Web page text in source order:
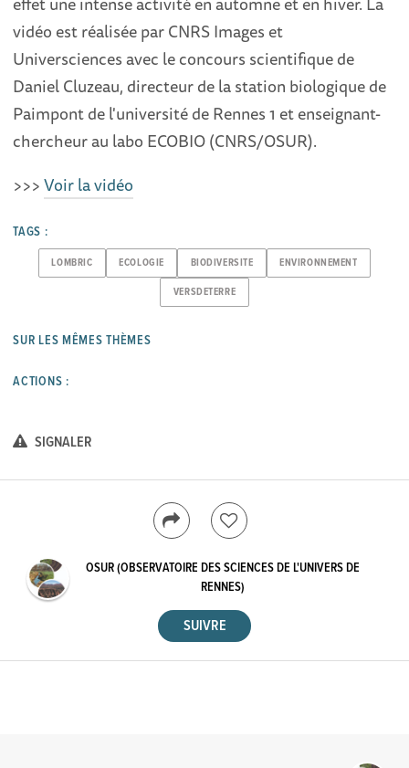
vidéo est réalisée par CNRS Images et
Universciences avec le concours scientifique de
Daniel Cluzeau, directeur de la station biologique de
Paimpont de l'université de Rennes 1 et enseignant-
chercheur au labo ECOBIO (CNRS/OSUR).
>>>Voir la vidéo
TAGS :
LOMBRIC ECOLOGIE BIODIVERSITE ENVIRONNEMENT
VERSDETERRE
SUR LES MÊMES THÈMES
ACTIONS :
SIGNALER
OSUR (OBSERVATOIRE DES SCIENCES DE L'UNIVERS DE
RENNES)